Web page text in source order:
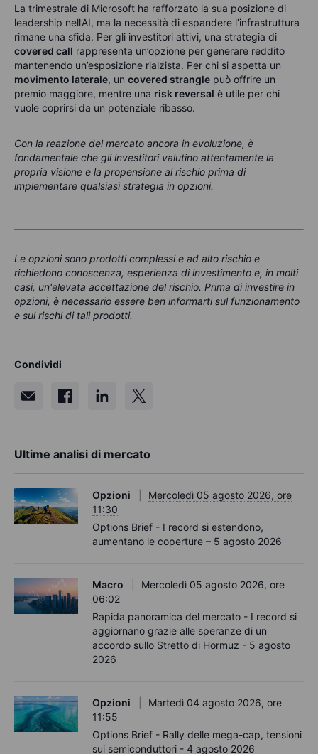
La trimestrale di Microsoft ha rafforzato la sua posizione di
leadership nell’AI, ma la necessità di espandere l’infrastruttura
rimane una sfida. Per gli investitori attivi, una strategia di
covered call rappresenta un’opzione per generare reddito
mantenendo un’esposizione rialzista. Per chi si aspetta un
movimento laterale, un covered strangle può offrire un
premio maggiore, mentre una risk reversal è utile per chi
vuole coprirsi da un potenziale ribasso.
Con la reazione del mercato ancora in evoluzione, è
fondamentale che gli investitori valutino attentamente la
propria visione e la propensione al rischio prima di
implementare qualsiasi strategia in opzioni.
Le opzioni sono prodotti complessi e ad alto rischio e
richiedono conoscenza, esperienza di investimento e, in molti
casi, un'elevata accettazione del rischio. Prima di investire in
opzioni, è necessario essere ben informarti sul funzionamento
e sui rischi di tali prodotti.
Condividi
Ultime analisi di mercato
Opzioni
Mercoledì 05 agosto 2026, ore
11:30
Options Brief - I record si estendono,
aumentano le coperture – 5 agosto 2026
Macro
Mercoledì 05 agosto 2026, ore
06:02
Rapida panoramica del mercato - I record si
aggiornano grazie alle speranze di un
accordo sullo Stretto di Hormuz - 5 agosto
2026
Opzioni
Martedì 04 agosto 2026, ore
11:55
Options Brief - Rally delle mega-cap, tensioni
sui semiconduttori - 4 agosto 2026